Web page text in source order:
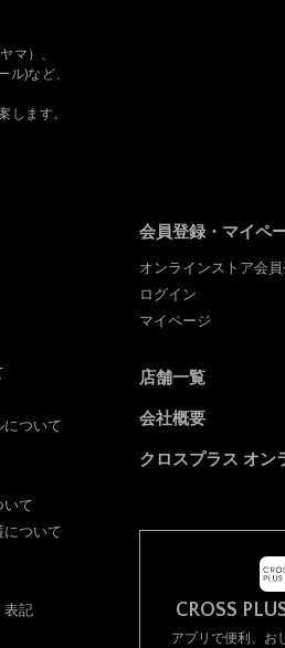
マ）、
)など、
ます。
について
いて
について
表記
会員登録・マイペ
オンラインストア会
ログイン
マイページ
店舗一覧
会社概要
クロスプラス オン
CROSS
アプリで便利、お